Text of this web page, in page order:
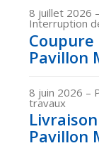
8 juillet 2026
Interruption
Pavillon
8 juin 2026 –
travaux
Pavillon